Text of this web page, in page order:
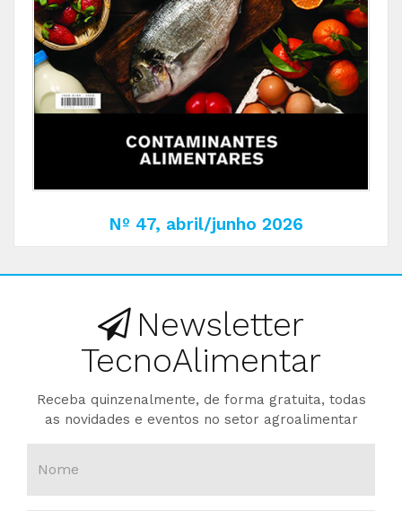
Nº 47, abril/junho 2026
Newsletter
TecnoAlimentar
Receba quinzenalmente, de forma gratuita, todas
as novidades e eventos no setor agroalimentar